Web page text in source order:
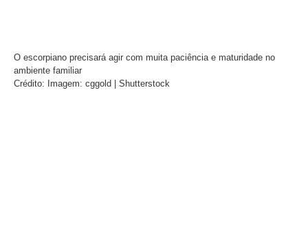
O escorpiano precisará agir com muita paciência e maturidade no
ambiente familiar
Crédito: Imagem: cggold | Shutterstock